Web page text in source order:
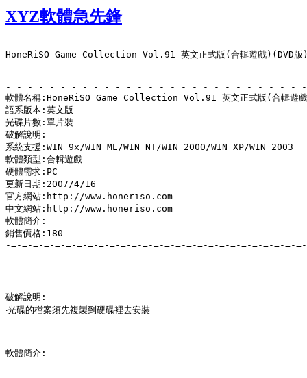
XYZ軟體急先鋒
HoneRiSO Game Collection Vol.91 英文正式版(合輯遊戲)(DVD版
-=-=-=-=-=-=-=-=-=-=-=-=-=-=-=-=-=-=-=-=-=-=-=-=-=-=-
軟體名稱:HoneRiSO Game Collection Vol.91 英文正式版(合輯遊
語系版本:英文版
光碟片數:單片裝
破解說明:
系統支援:WIN 9x/WIN ME/WIN NT/WIN 2000/WIN XP/WIN 2003
軟體類型:合輯遊戲
硬體需求:PC
更新日期:2007/4/16
官方網站:http://www.honeriso.com
中文網站:http://www.honeriso.com
軟體簡介:
銷售價格:180
-=-=-=-=-=-=-=-=-=-=-=-=-=-=-=-=-=-=-=-=-=-=-=-=-=-=-
破解說明:
‧光碟的檔案須先複製到硬碟裡去安裝
軟體簡介: